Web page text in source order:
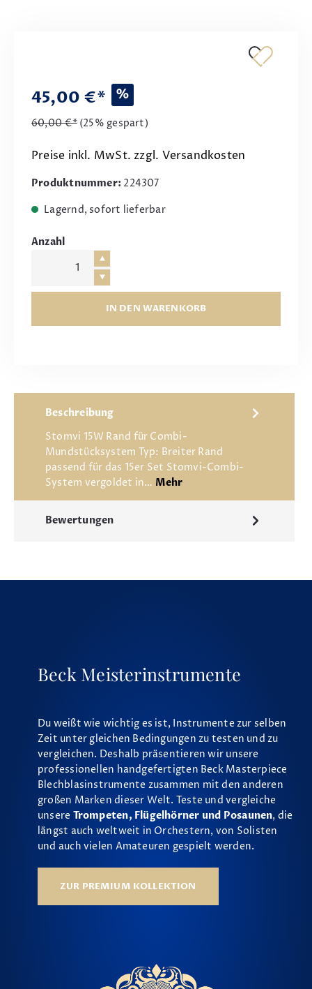
45,00 €* %
60,00 €* (25% gespart)
Preise inkl. MwSt. zzgl. Versandkosten
Produktnummer: 224307
Lagernd, sofort lieferbar
Anzahl
IN DEN WARENKORB
Beschreibung
Stomvi 15W Rand für Combi-
Mundstücksystem Typ: Breiter Rand
passend für das 15er Set Stomvi-Combi-
System vergoldet in… Mehr
Bewertungen
Beck Meisterinstrumente
Du weißt wie wichtig es ist, Instrumente zur selben
Zeit unter gleichen Bedingungen zu testen und zu
vergleichen. Deshalb präsentieren wir unsere
professionellen handgefertigten Beck Masterpiece
Blechblasinstrumente zusammen mit den anderen
großen Marken dieser Welt. Teste und vergleiche
unsere Trompeten, Flügelhörner und Posaunen, die
längst auch weltweit in Orchestern, von Solisten
und auch vielen Amateuren gespielt werden.
ZUR PREMIUM KOLLEKTION